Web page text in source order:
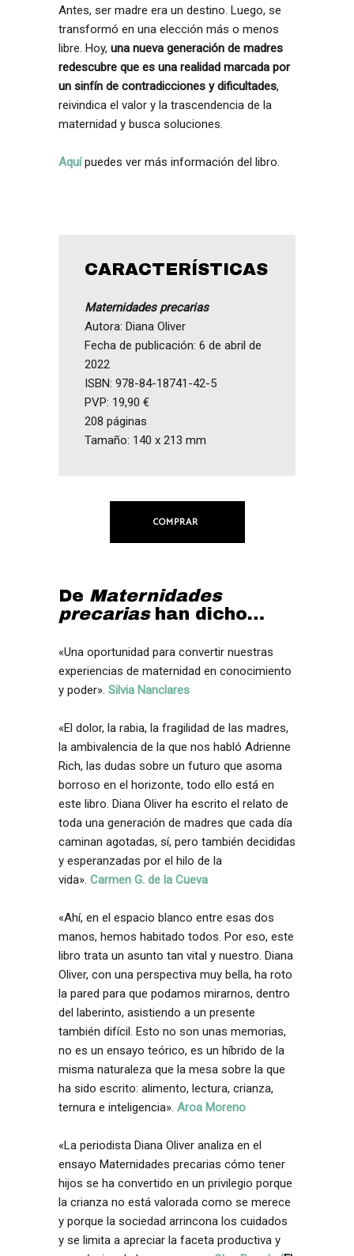
Antes, ser madre era un destino. Luego, se
transformó en una elección más o menos
libre. Hoy, una nueva generación de madres
redescubre que es una realidad marcada por
un sinfín de contradicciones y dificultades,
reivindica el valor y la trascendencia de la
maternidad y busca soluciones.
Aquípuedes ver más información del libro.
CARACTERÍSTICAS
Maternidades precarias
Autora: Diana Oliver
Fecha de publicación: 6 de abril de
2022
ISBN: 978-84-18741-42-5
PVP: 19,90 €
208 páginas
Tamaño: 140 x 213 mm
COMPRAR
De Maternidades
precariashan dicho…
«Una oportunidad para convertir nuestras
experiencias de maternidad en conocimiento
y poder». Silvia Nanclares
«El dolor, la rabia, la fragilidad de las madres,
la ambivalencia de la que nos habló Adrienne
Rich, las dudas sobre un futuro que asoma
borroso en el horizonte, todo ello está en
este libro. Diana Oliver ha escrito el relato de
toda una generación de madres que cada día
caminan agotadas, sí, pero también decididas
y esperanzadas por el hilo de la
vida». Carmen G. de la Cueva
«Ahí, en el espacio blanco entre esas dos
manos, hemos habitado todos. Por eso, este
libro trata un asunto tan vital y nuestro. Diana
Oliver, con una perspectiva muy bella, ha roto
la pared para que podamos mirarnos, dentro
del laberinto, asistiendo a un presente
también difícil. Esto no son unas memorias,
no es un ensayo teórico, es un híbrido de la
misma naturaleza que la mesa sobre la que
ha sido escrito: alimento, lectura, crianza,
ternura e inteligencia». Aroa Moreno
«La periodista Diana Oliver analiza en el
ensayo Maternidades precarias cómo tener
hijos se ha convertido en un privilegio porque
la crianza no está valorada como se merece
y porque la sociedad arrincona los cuidados
y se limita a apreciar la faceta productiva y